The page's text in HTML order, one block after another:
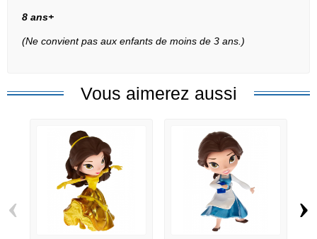
8 ans+
(Ne convient pas aux enfants de moins de 3 ans.)
Vous aimerez aussi
‹ ›